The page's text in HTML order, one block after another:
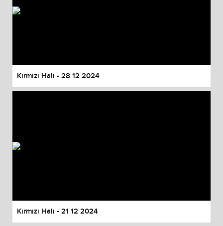
Kırmızı Halı - 28 12 2024
Kırmızı Halı - 21 12 2024